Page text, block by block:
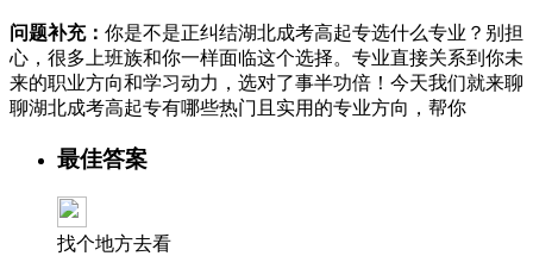
问题补充： 你是不是正纠结湖北成考高起专选什么专业？别担
心，很多上班族和你一样面临这个选择。专业直接关系到你未
来的职业方向和学习动力，选对了事半功倍！今天我们就来聊
聊湖北成考高起专有哪些热门且实用的专业方向，帮你
最佳答案
找个地方去看